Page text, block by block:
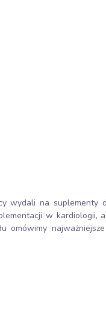
wydali na suplementy
w kardiologii,
omówimy